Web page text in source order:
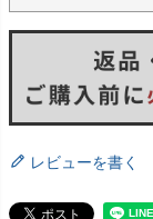
レビューを書く